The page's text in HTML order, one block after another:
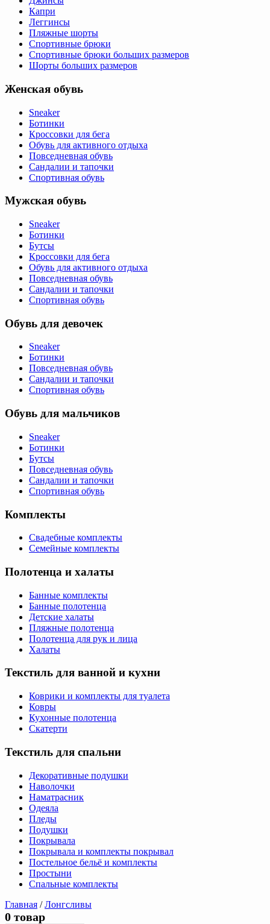
Капри
Леггинсы
Пляжные шорты
Спортивные брюки
Спортивные брюки больших размеров
Шорты больших размеров
Женская обувь
Sneaker
Ботинки
Кроссовки для бега
Обувь для активного отдыха
Повседневная обувь
Сандалии и тапочки
Спортивная обувь
Мужская обувь
Sneaker
Ботинки
Бутсы
Кроссовки для бега
Обувь для активного отдыха
Повседневная обувь
Сандалии и тапочки
Спортивная обувь
Обувь для девочек
Sneaker
Ботинки
Повседневная обувь
Сандалии и тапочки
Спортивная обувь
Обувь для мальчиков
Sneaker
Ботинки
Бутсы
Повседневная обувь
Сандалии и тапочки
Спортивная обувь
Комплекты
Свадебные комплекты
Семейные комплекты
Полотенца и халаты
Банные комплекты
Банные полотенца
Детские халаты
Пляжные полотенца
Полотенца для рук и лица
Халаты
Текстиль для ванной и кухни
Коврики и комплекты для туалета
Ковры
Кухонные полотенца
Скатерти
Текстиль для спальни
Декоративные подушки
Наволочки
Наматрасник
Одеяла
Пледы
Подушки
Покрывала
Покрывала и комплекты покрывал
Постельное бельё и комплекты
Простыни
Спальные комплекты
Главная / Лонгсливы
0 товар